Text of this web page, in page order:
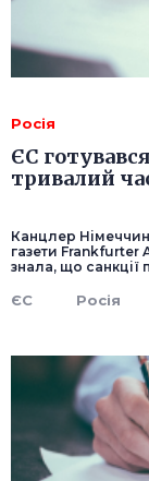
Росія
ЄС
тривалий
Канцлер
газети Frankfurter
знала, що санкції
ЄС Росія